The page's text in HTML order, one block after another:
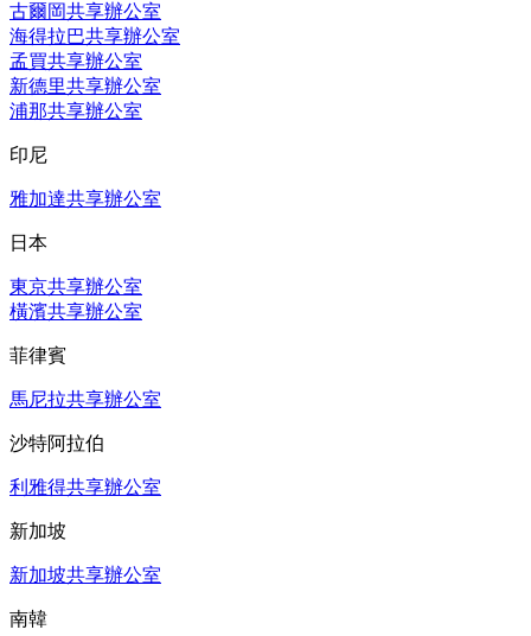
古爾岡共享辦公室
海得拉巴共享辦公室
孟買共享辦公室
新德里共享辦公室
浦那共享辦公室
印尼
雅加達共享辦公室
日本
東京共享辦公室
橫濱共享辦公室
菲律賓
馬尼拉共享辦公室
沙特阿拉伯
利雅得共享辦公室
新加坡
新加坡共享辦公室
南韓